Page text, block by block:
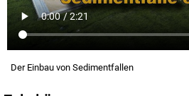
Der Einbau von Sedimentfallen